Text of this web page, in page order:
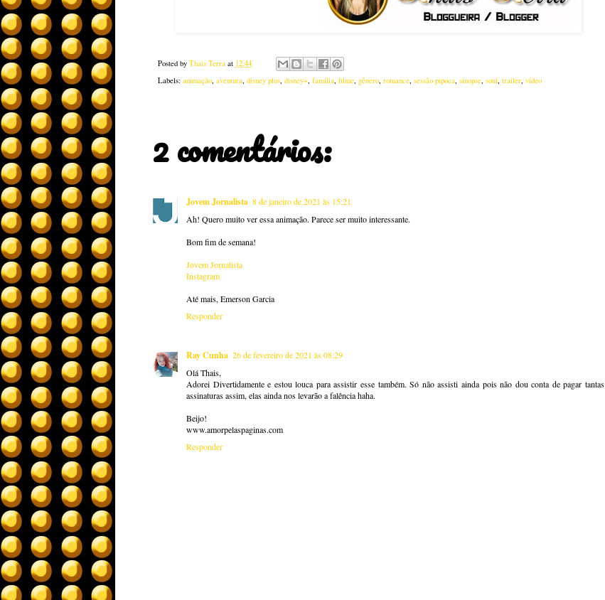
Posted by Thais Terra at 12:44
Labels: animação, aventura, disney plus, disney+, família, filme, gênero, romance, sessão pipoca, sinopse, soul, trailer, vídeo
2 comentários:
Jovem Jornalista 8 de janeiro de 2021 às 15:21
Ah! Quero muito ver essa animação. Parece ser muito interessante.
Bom fim de semana!
Jovem Jornalista
Instagram
Até mais, Emerson Garcia
Responder
Ray Cunha 26 de fevereiro de 2021 às 08:29
Olá Thais,
Adorei Divertidamente e estou louca para assistir esse também. Só não assisti ainda pois não dou conta de pagar tantas
assinaturas assim, elas ainda nos levarão a falência haha.
Beijo!
www.amorpelaspaginas.com
Responder